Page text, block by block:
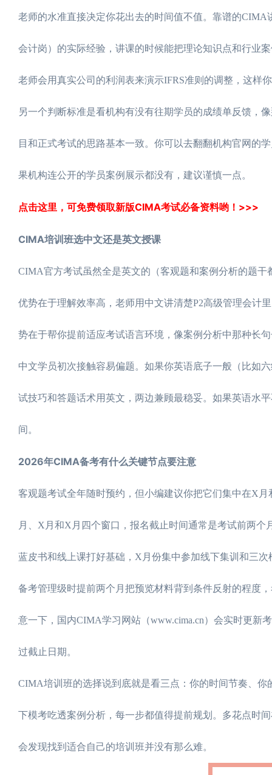
老师的水准直接决定你花出去的时间值不值。靠谱的
会计岗）的实际经验，讲课的时候能把理论知识点和行业
老师会用真实公司的利润表来演示IFRS准则的调整，这样
另一个判断标准是看机构有没有往期学员的成绩单反馈，
目和正式考试的思路基本一致。你可以去翻翻机构官网的
果机构连公开的学员案例展示都没有，建议谨慎一点。
点击这里，可免费领取新版CIMA考试必备资料哟！>>>
CIMA培训班选中文还是英文授课
CIMA官方考试虽然全是英文的（客观题和案例分析的题
优势在于理解效率高，老师用中文讲清楚P2高级管理会计
势在于帮你提前适应考试语言环境，像案例分析中那种长句
中文学员初次接触容易偏题。如果你英语底子一般（比如
试技巧和答题话术用英文，两边兼顾最稳妥。如果英语水
间。
2026年CIMA备考有什么关键节点要注意
客观题考试全年随时预约，但小编建议你把它们集中在X
月、X月和X月四个窗口，报名截止时间通常是考试前两
蓝皮书和线上课打好基础，X月份集中参加线下集训和三
备考管理级时提前两个月把预览材料背到条件反射的程度
意一下，国内CIMA学习网站（www.cima.cn）会实时更新
过截止日期。
CIMA培训班的选择说到底就是看三点：你的时间节奏、
下模考吃透案例分析，每一步都值得提前规划。多花点时
会发现找到适合自己的培训班并没有那么难。